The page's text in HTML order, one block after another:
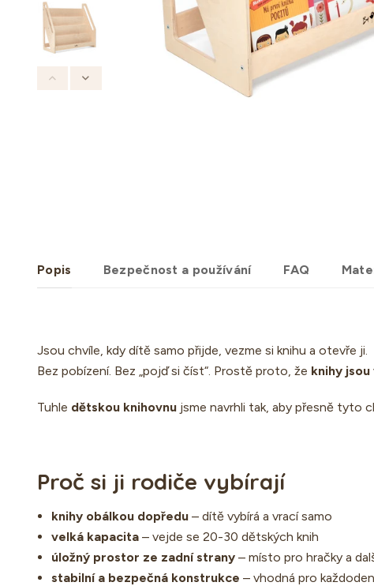
Popis Bezpečnost a používání FAQ
Jsou chvíle, kdy dítě samo přijde, vezme si knihu a otevře ji.
Bez pobízení. Bez „pojď si číst“. Prostě proto, že knihy jsou
Tuhle dětskou knihovnu jsme navrhli tak, aby přesně tyto
Proč si ji rodiče vybírají
knihy obálkou dopředu – dítě vybírá a vrací samo
velká kapacita – vejde se 20-30 dětských knih
úložný prostor ze zadní strany – místo pro hračky a
stabilní a bezpečná konstrukce – vhodná pro